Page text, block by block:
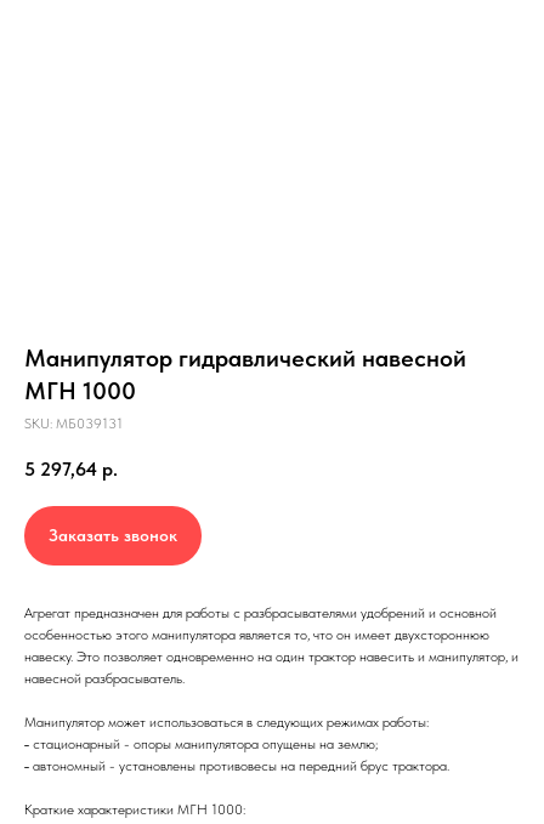
Манипулятор гидравлический навесной
МГН 1000
SKU: МБ039131
5 297,64 р.
Заказать звонок
Агрегат предназначен для работы с разбрасывателями удобрений и основной
особенностью этого манипулятора является то, что он имеет двухстороннюю
навеску. Это позволяет одновременно на один трактор навесить и манипулятор, и
навесной разбрасыватель.
Манипулятор может использоваться в следующих режимах работы:
˗ стационарный - опоры манипулятора опущены на землю;
˗ автономный - установлены противовесы на передний брус трактора.
Краткие характеристики МГН 1000: